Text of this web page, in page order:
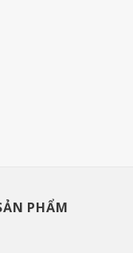
PHẨM